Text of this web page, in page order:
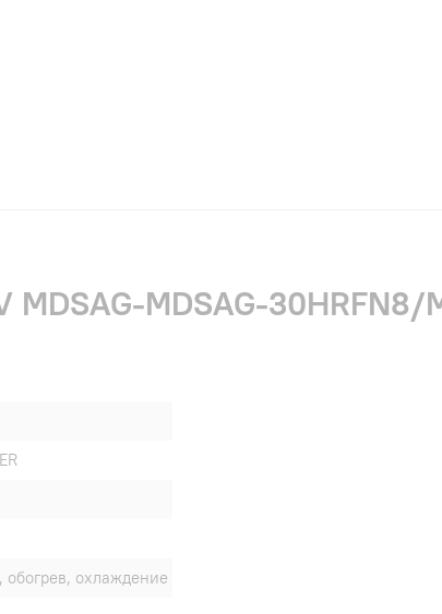
MDSAG-MDSAG-30HRFN8/
обогрев, охлаждение